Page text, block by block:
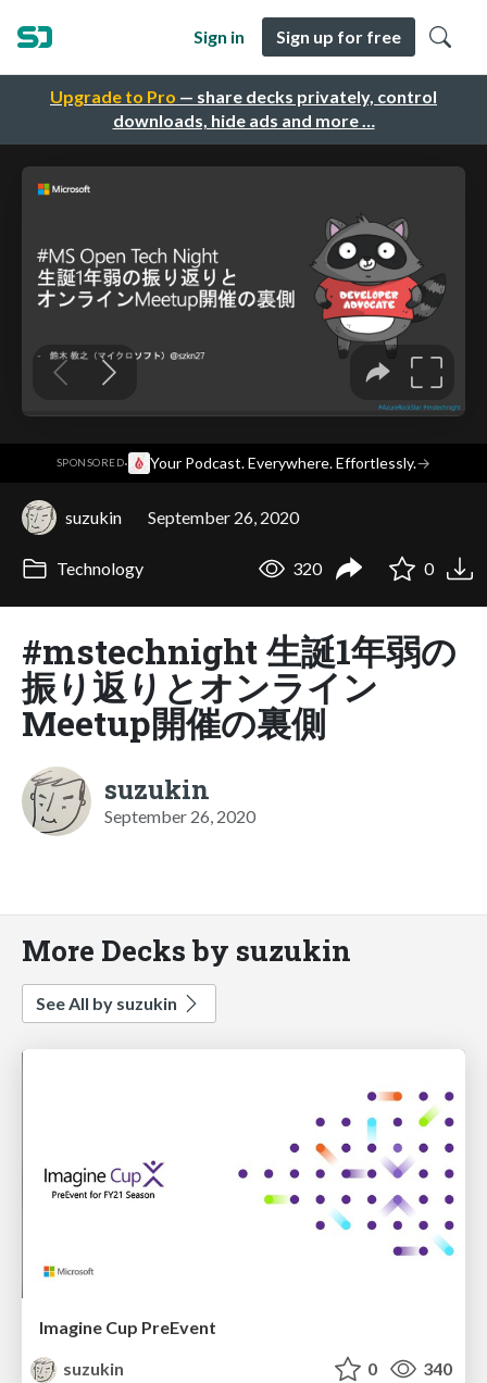
Upgrade to Pro — share decks privately, control
downloads, hide ads and more …
Sign in Sign up for free
SPONSORED· Your Podcast. Everywhere. Effortlessly.→
suzukin September 26, 2020
Technology 320 0
#mstechnight 生誕1年弱の
振り返りとオンライン
Meetup開催の裏側
suzukin
September 26, 2020
More Decks by suzukin
See All by suzukin
Imagine Cup PreEvent
suzukin
0 340